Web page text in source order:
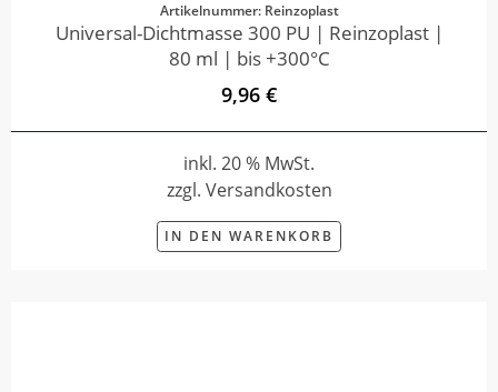
Artikelnummer: Reinzoplast
Universal-Dichtmasse 300 PU | Reinzoplast |
80 ml | bis +300°C
9,96 €
inkl. 20 % MwSt.
zzgl. Versandkosten
IN DEN WARENKORB